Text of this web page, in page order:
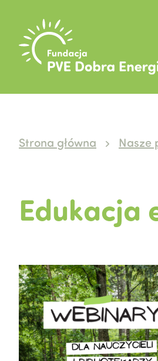
Strona główna Nasze
Edukacja